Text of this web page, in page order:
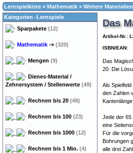
Lernspielkiste » Mathematik » Weitere Materialien
Das
Artikel-Nr.:
ISBN/EAN:
Das
20. Die
Als
den Zahlen
Jede der 65
eine
Für die
Bohrungen
alle drei
Kategorien -Lernspiele
Sparpakete (12)
Mathematik -» (320)
Mengen (9)
Dienes-Material /
Zehnersystem / Stellenwerte (49)
Rechnen bis 20 (48)
Rechnen bis 100 (23)
Rechnen bis 1000 (12)
Rechnen bis 1 Mio. (4)